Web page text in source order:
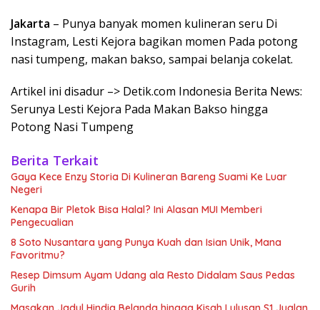
Jakarta – Punya banyak momen kulineran seru Di
Instagram, Lesti Kejora bagikan momen Pada potong
nasi tumpeng, makan bakso, sampai belanja cokelat.
Artikel ini disadur –> Detik.com Indonesia Berita News:
Serunya Lesti Kejora Pada Makan Bakso hingga
Potong Nasi Tumpeng
Berita Terkait
Gaya Kece Enzy Storia Di Kulineran Bareng Suami Ke Luar
Negeri
Kenapa Bir Pletok Bisa Halal? Ini Alasan MUI Memberi
Pengecualian
8 Soto Nusantara yang Punya Kuah dan Isian Unik, Mana
Favoritmu?
Resep Dimsum Ayam Udang ala Resto Didalam Saus Pedas
Gurih